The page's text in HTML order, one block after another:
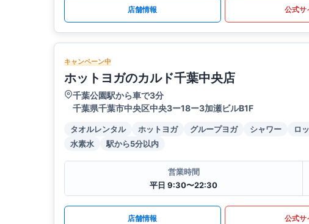
店舗情報 公式サ
キャンペーン中
ホットヨガのカルド千葉中央店
千葉公園駅から車で3分
千葉県千葉市中央区中央3ー18ー3加瀬ビルB1F
タオルレンタル ホットヨガ グループヨガ シャワー ロ
水素水
駅から5分以内
営業時間
平日 9:30〜22:30
店舗情報 公式サ